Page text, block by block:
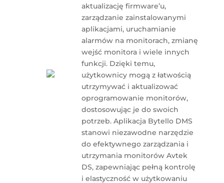
aktualizację firmware’u,
zarządzanie zainstalowanymi
aplikacjami, uruchamianie
alarmów na monitorach, zmianę
wejść monitora i wiele innych
funkcji. Dzięki temu,
użytkownicy mogą z łatwością
utrzymywać i aktualizować
oprogramowanie monitorów,
dostosowując je do swoich
potrzeb. Aplikacja Bytello DMS
stanowi niezawodne narzędzie
do efektywnego zarządzania i
utrzymania monitorów Avtek
DS, zapewniając pełną kontrolę
i elastyczność w użytkowaniu